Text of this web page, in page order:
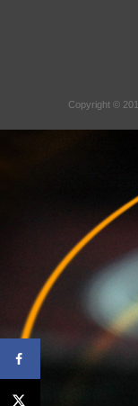
Copyright ©